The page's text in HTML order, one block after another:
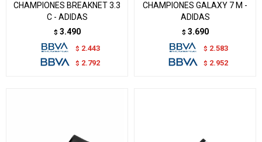
CHAMPIONES BREAKNET 3.3
C - ADIDAS
$ 3.490
$ 2.443
$ 2.792
CHAMPIONES GALAXY 7 M -
ADIDAS
$ 3.690
$ 2.583
$ 2.952